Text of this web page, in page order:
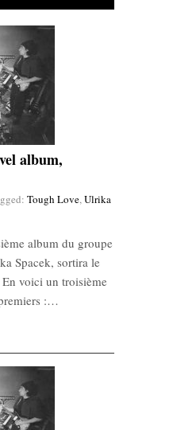
album,
Tough Love,Ulrika
album du groupe
Spacek, sortira le
voici un troisième
:…